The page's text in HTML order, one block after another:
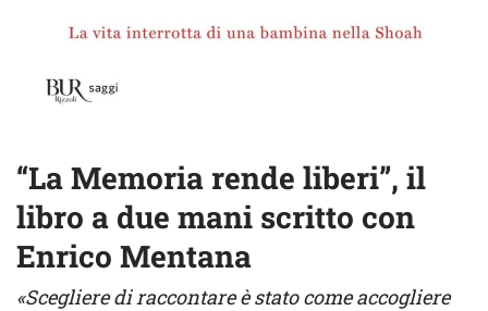
“La Memoria rende liberi”, il
libro a due mani scritto con
Enrico Mentana
«Scegliere di raccontare è stato come accogliere